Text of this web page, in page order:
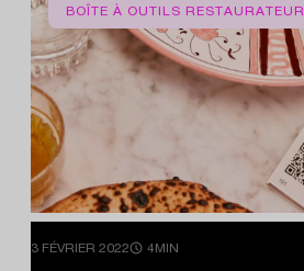
BOÎTE À OUTILS RESTAURATEUR
3 FÉVRIER 2022 4MIN